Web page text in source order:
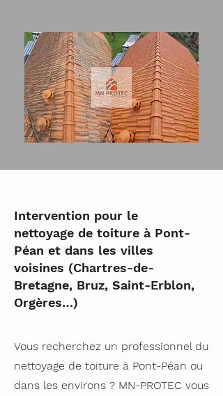
Intervention pour le
nettoyage de toiture à Pont-
Péan et dans les villes
voisines (Chartres-de-
Bretagne, Bruz, Saint-Erblon,
Orgères…)
Vous recherchez un professionnel du
nettoyage de toiture à Pont-Péan ou
dans les environs ? MN-PROTEC vous